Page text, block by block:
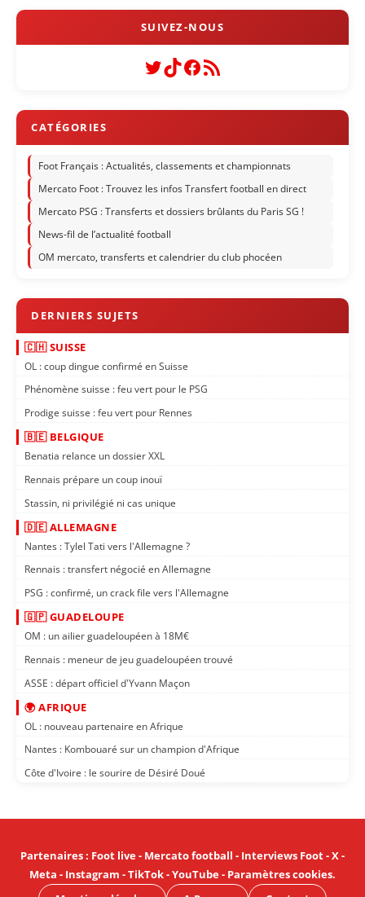
Twitter
TikTok
Facebook
Flux RSS
Foot Français : Actualités, classements et championnats
Mercato Foot : Trouvez les infos Transfert football en direct
Mercato PSG : Transferts et dossiers brûlants du Paris SG !
News-fil de l’actualité football
OM mercato, transferts et calendrier du club phocéen
🇨🇭 SUISSE
OL : coup dingue confirmé en Suisse
Phénomène suisse : feu vert pour le PSG
Prodige suisse : feu vert pour Rennes
🇧🇪 BELGIQUE
Benatia relance un dossier XXL
Rennais prépare un coup inouï
Stassin, ni privilégié ni cas unique
🇩🇪 ALLEMAGNE
Nantes : Tylel Tati vers l'Allemagne ?
Rennais : transfert négocié en Allemagne
PSG : confirmé, un crack file vers l'Allemagne
🇬🇵 GUADELOUPE
OM : un ailier guadeloupéen à 18M€
Rennais : meneur de jeu guadeloupéen trouvé
ASSE : départ officiel d'Yvann Maçon
🌍 AFRIQUE
OL : nouveau partenaire en Afrique
Nantes : Kombouaré sur un champion d'Afrique
Côte d'Ivoire : le sourire de Désiré Doué
Partenaires: Foot live- Mercato football - Interviews Foot-X-
Meta - Instagram -TikTok-YouTube- Paramètres cookies.